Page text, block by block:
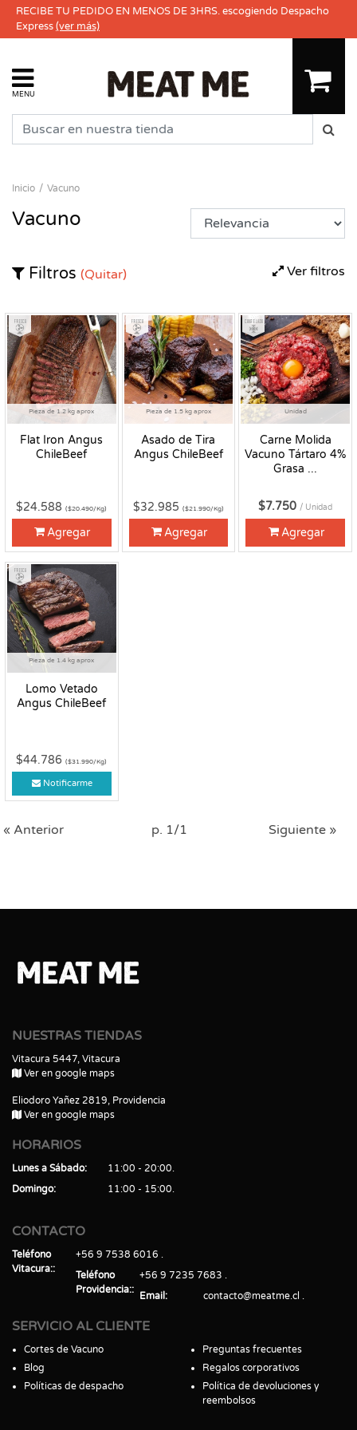
RECIBE TU PEDIDO EN MENOS DE 3HRS. escogiendo Despacho
Express(ver más)
MENU
Inicio Vacuno
Vacuno
Ver filtros
Filtros (Quitar)
Pieza de 1.2 kg aprox
Flat Iron Angus
ChileBeef
Fresco
$24.588($20.490/Kg)
Agregar
Pieza de 1.5 kg aprox
Asado de Tira
Angus ChileBeef
Fresco
$32.985 ($21.990/Kg)
Agregar
Unidad
Carne Molida
Vacuno Tártaro 4%
Grasa ...
Congelado
$7.750 / Unidad
Agregar
Pieza de 1.4 kg aprox
Lomo Vetado
Angus ChileBeef
Fresco
$44.786($31.990/Kg)
Notificarme
« Anterior p. 1/1 Siguiente »
NUESTRAS TIENDAS
Vitacura 5447, Vitacura
Ver en google maps
Eliodoro Yañez 2819, Providencia
Ver en google maps
HORARIOS
Lunes a Sábado
11:00 - 20:00
Domingo
11:00 - 15:00
CONTACTO
Teléfono
Vitacura:
+56 9 7538 6016
Teléfono
Providencia:
+56 9 7235 7683
Email
contacto@meatme.cl
SERVICIO AL CLIENTE
Cortes de Vacuno
Blog
Políticas de despacho
Preguntas frecuentes
Regalos corporativos
Política de devoluciones y
reembolsos